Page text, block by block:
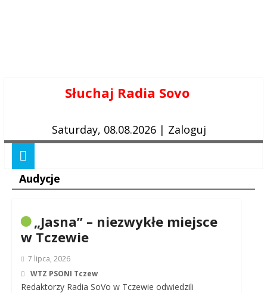
Słuchaj Radia Sovo
Saturday, 08.08.2026 | Zaloguj
Audycje
„Jasna” – niezwykłe miejsce
w Tczewie
7 lipca, 2026
WTZ PSONI Tczew
Redaktorzy Radia SoVo w Tczewie odwiedzili